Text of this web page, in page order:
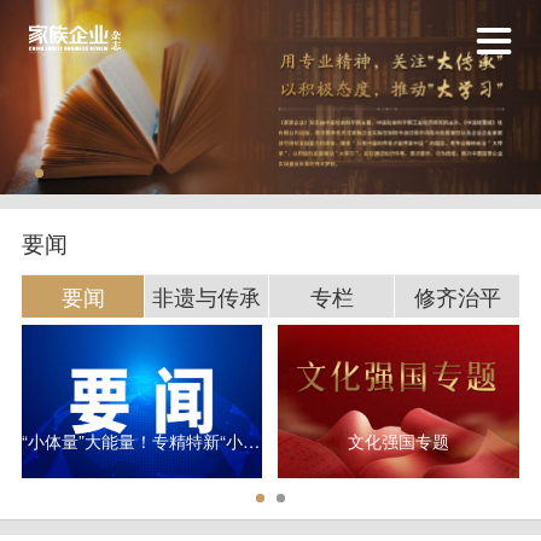
要闻
要闻 非遗与传承 专栏 修齐治平
“小体量”大能量！专精特新“小巨人”研发平均投入超3000万元 文化强国专题